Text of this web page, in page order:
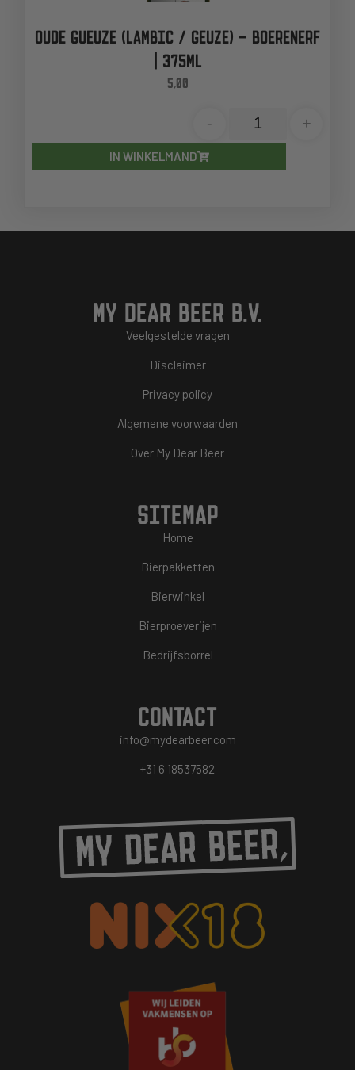
OUDE GUEUZE (LAMBIC / GEUZE) – BOERENERF
| 375ML
5,00
- +
IN WINKELMAND
MY DEAR BEER B.V.
Veelgestelde vragen
Disclaimer
Privacy policy
Algemene voorwaarden
Over My Dear Beer
SITEMAP
Home
Bierpakketten
Bierwinkel
Bierproeverijen
Bedrijfsborrel
CONTACT
info@mydearbeer.com
+31 6 18537582